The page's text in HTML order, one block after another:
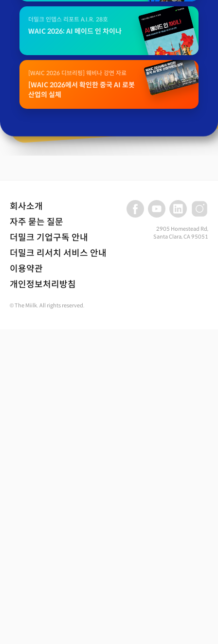
더밀크 인뎁스 리포트 A.I.R. 28호
WAIC 2026: AI 메이드 인 차이나
[WAIC 2026 디브리핑] 웨비나 강연 자료
[WAIC 2026에서 확인한 중국 AI 로봇
산업의 실체
회사소개
자주 묻는 질문
더밀크 기업구독 안내
더밀크 리서치 서비스 안내
이용약관
개인정보처리방침
2905 Homestead Rd,
Santa Clara, CA 95051
© The Miilk. All rights reserved.